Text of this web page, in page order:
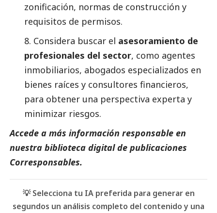
zonificación, normas de construcción y
requisitos de permisos.
8. Considera buscar el asesoramiento de
profesionales del sector, como agentes
inmobiliarios, abogados especializados en
bienes raíces y consultores financieros,
para obtener una perspectiva experta y
minimizar riesgos.
Accede a más información responsable en
nuestra biblioteca digital de publicaciones
Corresponsables.
💡 Selecciona tu IA preferida para generar en
segundos un análisis completo del contenido y una